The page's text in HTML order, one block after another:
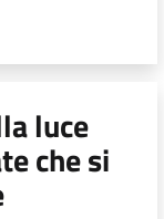
luce
che si